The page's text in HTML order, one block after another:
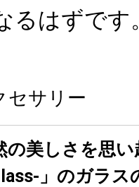
るはずです
セサリー
の美しさを思
」のガラス